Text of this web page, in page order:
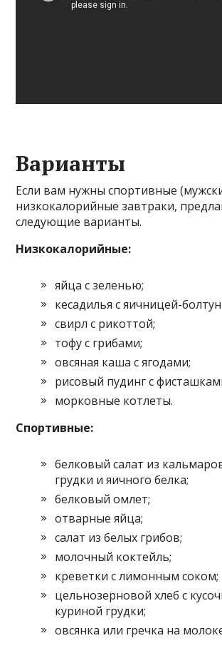
Варианты
Если вам нужны спортивные
низкокалорийные завтраки,
следующие варианты.
Низкокалорийные:
яйца с зеленью;
кесадилья с яичницей-
свирл с рикоттой;
тофу с грибами;
овсяная каша с ягодами;
рисовый пудинг с
морковные котлеты.
Спортивные:
белковый салат из
грудки и яичного белка;
белковый омлет;
отварные яйца;
салат из белых грибов;
молочный коктейль;
креветки с лимонным соком;
цельнозерновой хлеб с
куриной грудки;
овсянка или гречка на